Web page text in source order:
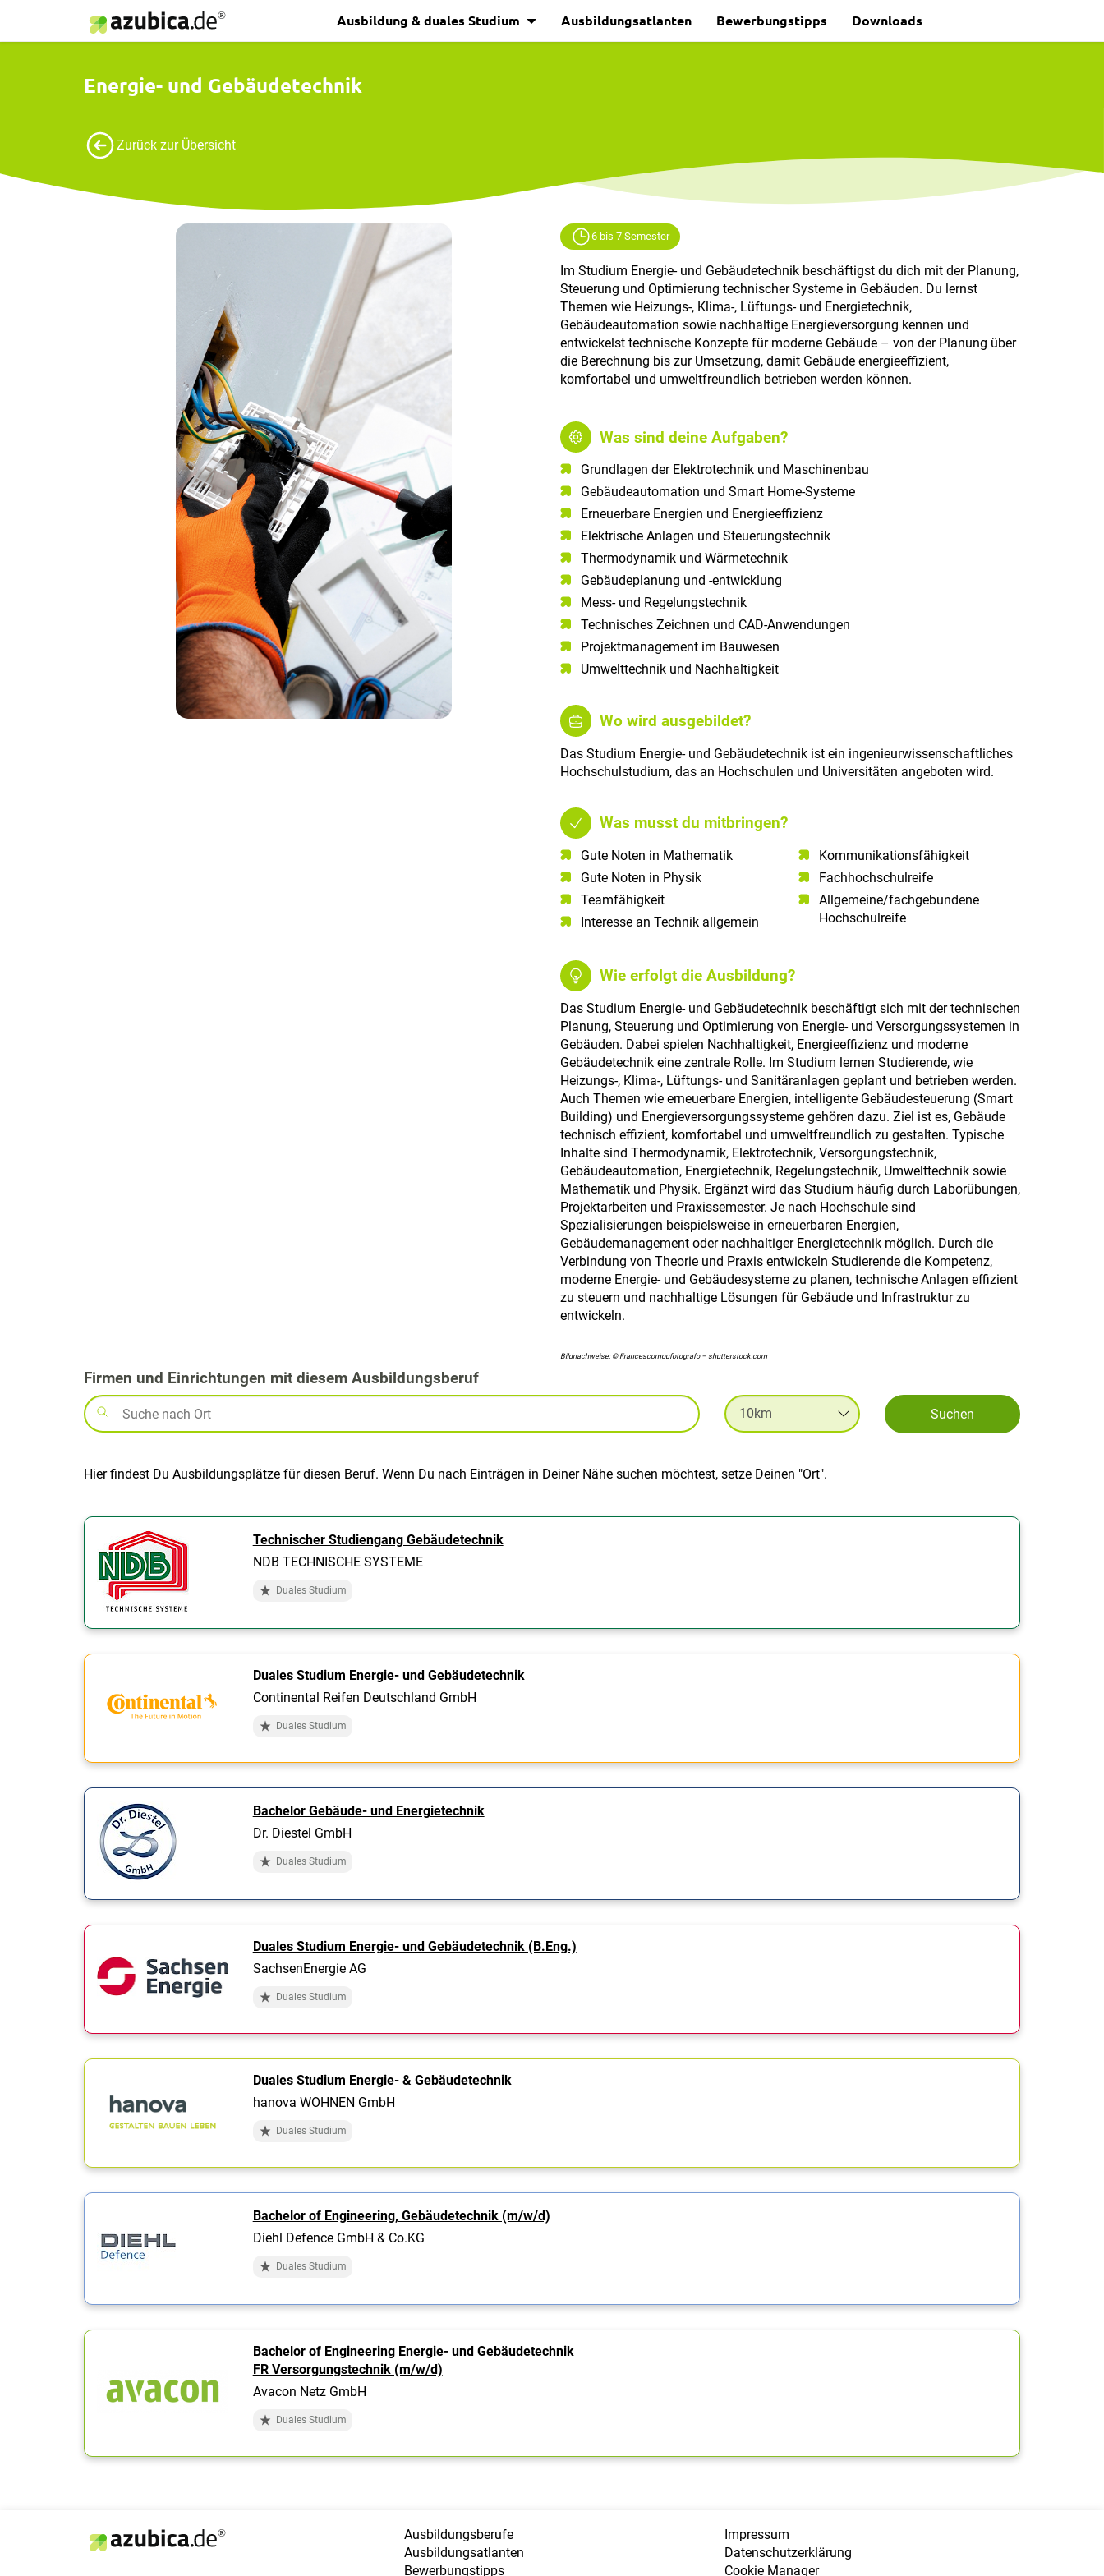
Ausbildung & duales Studium Ausbildungsatlanten Bewerbungstipps Downloads
Energie- und Gebäudetechnik
Zurück zur Übersicht
6 bis 7 Semester
Im Studium Energie- und Gebäudetechnik beschäftigst du dich mit der Planung,
Steuerung und Optimierung technischer Systeme in Gebäuden. Du lernst
Themen wie Heizungs-, Klima-, Lüftungs- und Energietechnik,
Gebäudeautomation sowie nachhaltige Energieversorgung kennen und
entwickelst technische Konzepte für moderne Gebäude – von der Planung über
die Berechnung bis zur Umsetzung, damit Gebäude energieeffizient,
komfortabel und umweltfreundlich betrieben werden können.
Was sind deine Aufgaben?
Grundlagen der Elektrotechnik und Maschinenbau
Gebäudeautomation und Smart Home-Systeme
Erneuerbare Energien und Energieeffizienz
Elektrische Anlagen und Steuerungstechnik
Thermodynamik und Wärmetechnik
Gebäudeplanung und -entwicklung
Mess- und Regelungstechnik
Technisches Zeichnen und CAD-Anwendungen
Projektmanagement im Bauwesen
Umwelttechnik und Nachhaltigkeit
Wo wird ausgebildet?
Das Studium Energie- und Gebäudetechnik ist ein ingenieurwissenschaftliches
Hochschulstudium, das an Hochschulen und Universitäten angeboten wird.
Was musst du mitbringen?
Gute Noten in Mathematik​
Gute Noten in Physik​
Teamfähigkeit​
Interesse an Technik allgemein​
Kommunikationsfähigkeit​
Fachhochschulreife
Allgemeine/fachgebundene
Hochschulreife
Wie erfolgt die Ausbildung?
Das Studium Energie- und Gebäudetechnik beschäftigt sich mit der technischen
Planung, Steuerung und Optimierung von Energie- und Versorgungssystemen in
Gebäuden. Dabei spielen Nachhaltigkeit, Energieeffizienz und moderne
Gebäudetechnik eine zentrale Rolle. Im Studium lernen Studierende, wie
Heizungs-, Klima-, Lüftungs- und Sanitäranlagen geplant und betrieben werden.
Auch Themen wie erneuerbare Energien, intelligente Gebäudesteuerung (Smart
Building) und Energieversorgungssysteme gehören dazu. Ziel ist es, Gebäude
technisch effizient, komfortabel und umweltfreundlich zu gestalten. Typische
Inhalte sind Thermodynamik, Elektrotechnik, Versorgungstechnik,
Gebäudeautomation, Energietechnik, Regelungstechnik, Umwelttechnik sowie
Mathematik und Physik. Ergänzt wird das Studium häufig durch Laborübungen,
Projektarbeiten und Praxissemester. Je nach Hochschule sind
Spezialisierungen beispielsweise in erneuerbaren Energien,
Gebäudemanagement oder nachhaltiger Energietechnik möglich. Durch die
Verbindung von Theorie und Praxis entwickeln Studierende die Kompetenz,
moderne Energie- und Gebäudesysteme zu planen, technische Anlagen effizient
zu steuern und nachhaltige Lösungen für Gebäude und Infrastruktur zu
entwickeln.
Bildnachweise: © Francescomoufotografo – shutterstock.com
Firmen und Einrichtungen mit diesem Ausbildungsberuf
Suchen
Hier findest Du Ausbildungsplätze für diesen Beruf. Wenn Du nach Einträgen in Deiner Nähe suchen möchtest, setze Deinen "Ort".
Technischer Studiengang Gebäudetechnik
NDB TECHNISCHE SYSTEME
Duales Studium
Duales Studium Energie- und Gebäudetechnik
Continental Reifen Deutschland GmbH
Duales Studium
Bachelor Gebäude- und Energietechnik
Dr. Diestel GmbH
Duales Studium
Duales Studium Energie- und Gebäudetechnik (B.Eng.)
SachsenEnergie AG
Duales Studium
Duales Studium Energie- & Gebäudetechnik
hanova WOHNEN GmbH
Duales Studium
Bachelor of Engineering, Gebäudetechnik (m/w/d)
Diehl Defence GmbH & Co.KG
Duales Studium
Bachelor of Engineering Energie- und Gebäudetechnik
FR Versorgungstechnik (m/w/d)
Avacon Netz GmbH
Duales Studium
Ausbildungsberufe
Ausbildungsatlanten
Bewerbungstipps
Impressum
Datenschutzerklärung
Cookie Manager